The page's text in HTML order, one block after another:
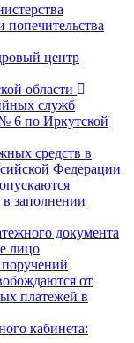
попечительства
центр
области
служб
6 по Иркутской
средств в
Федерации
заполнении
документа
лицо
от
платежей в
кабинета: